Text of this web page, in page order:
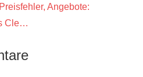
Angebote:
Cle…